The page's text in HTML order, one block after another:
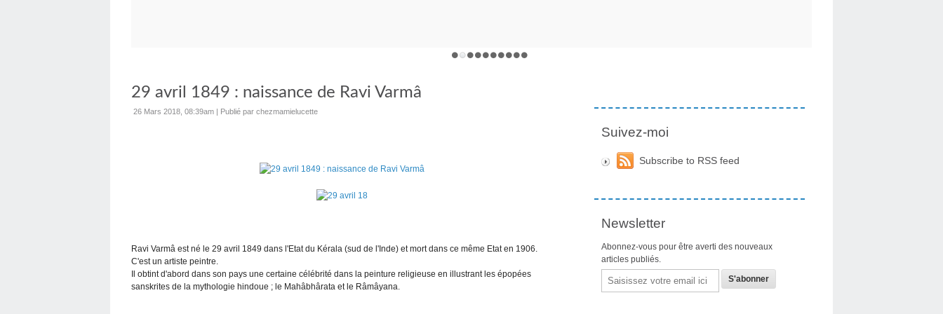
29 avril 1849 : naissance de Ravi Varmâ
26 Mars 2018, 08:39am | Publié par chezmamielucette
Ravi Varmâ est né le 29 avril 1849 dans l'Etat du Kérala (sud de l'Inde) et mort dans ce même Etat en 1906.
C'est un artiste peintre.
Il obtint d'abord dans son pays une certaine célébrité dans la peinture religieuse en illustrant les épopées
sanskrites de la mythologie hindoue ; le Mahâbhârata et le Râmâyana.
Suivez-moi
Subscribe to RSS feed
Newsletter
Abonnez-vous pour être averti des nouveaux
articles publiés.
Email